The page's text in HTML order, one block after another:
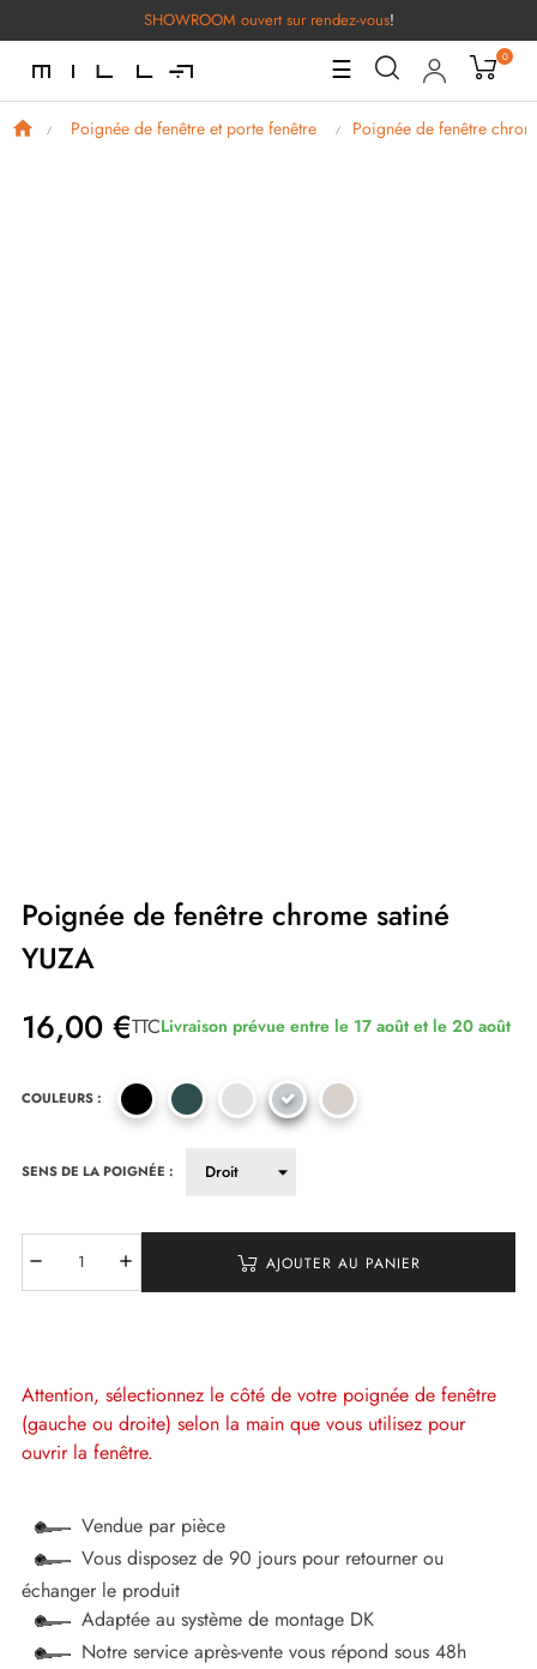
SHOWROOM ouvert sur rendez-vous!
Basculer
la
navigation
☰ 0
Poignée de fenêtre et porte fenêtre Poignée de fenêtre
Poignée de fenêtre chrome satiné
YUZA
16,00 €TTCLivraison prévue entre le 17 août et le 20 août
COULEURS :
SENS DE LA POIGNÉE :
AJOUTER AU PANIER
Attention, sélectionnez le côté de votre poignée de fenêtre
(gauche ou droite) selon la main que vous utilisez pour
ouvrir la fenêtre.
Vendue par pièce
Vous disposez de 90 jours pour retourner ou
échanger le produit
Adaptée au système de montage DK
Notre service après-vente vous répond sous 48h